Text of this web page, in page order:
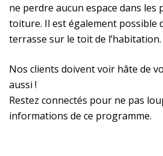
ne perdre aucun espace dans les
toiture. Il est également possible
terrasse sur le toit de l’habitation.
Nos clients doivent voir hâte de
aussi !
Restez connectés pour ne pas
informations de ce programme.